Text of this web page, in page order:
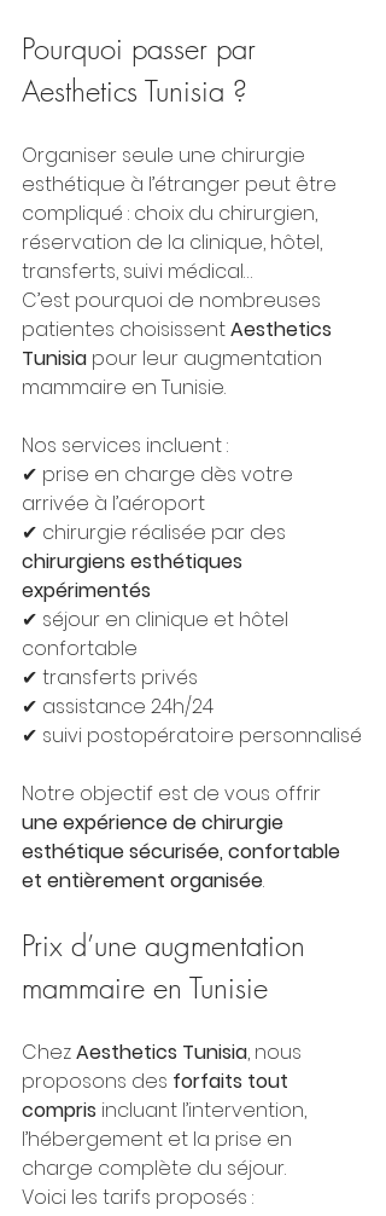
Pourquoi passer par
Aesthetics Tunisia ?
Organiser seule une chirurgie
esthétique à l’étranger peut être
compliqué : choix du chirurgien,
réservation de la clinique, hôtel,
transferts, suivi médical…
C’est pourquoi de nombreuses
patientes choisissent Aesthetics
Tunisia pour leur augmentation
mammaire en Tunisie.
Nos services incluent :
✔ prise en charge dès votre
arrivée à l’aéroport
✔ chirurgie réalisée par des
chirurgiens esthétiques
expérimentés
✔ séjour en clinique et hôtel
confortable
✔ transferts privés
✔ assistance 24h/24
✔ suivi postopératoire personnalisé
Notre objectif est de vous offrir
une expérience de chirurgie
esthétique sécurisée, confortable
et entièrement organisée.
Prix d’une augmentation
mammaire en Tunisie
Chez Aesthetics Tunisia, nous
proposons des forfaits tout
compris incluant l’intervention,
l’hébergement et la prise en
charge complète du séjour.
Voici les tarifs proposés :